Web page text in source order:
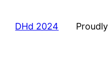
DHd 2024